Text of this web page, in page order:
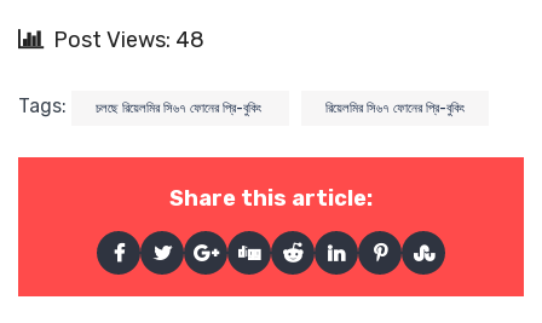
Post Views: 48
Tags: চলছে রিয়েলমির সি৬৭ ফোনের প্রি-বুকিং রিয়েলমির সি৬৭ ফোনের প্রি-বুকিং
Share this article: